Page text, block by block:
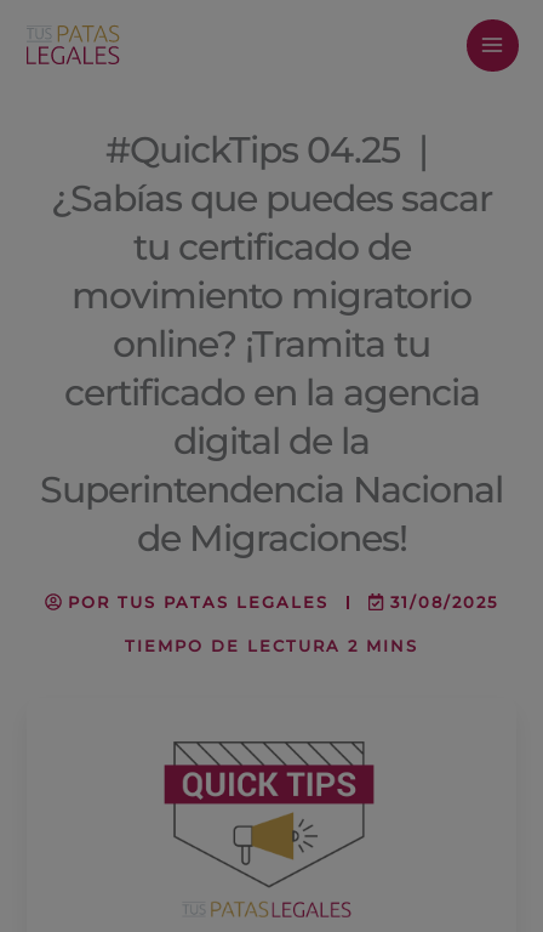
#QuickTips 04.25 ❘
¿Sabías que puedes sacar
tu certificado de
movimiento migratorio
online? ¡Tramita tu
certificado en la agencia
digital de la
Superintendencia Nacional
de Migraciones!
POR TUS PATAS LEGALES 31/08/2025